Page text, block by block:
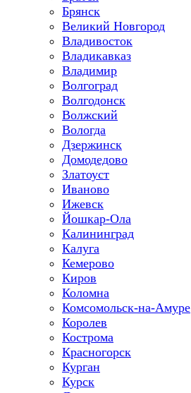
Брянск
Великий Новгород
Владивосток
Владикавказ
Владимир
Волгоград
Волгодонск
Волжский
Вологда
Дзержинск
Домодедово
Златоуст
Иваново
Ижевск
Йошкар-Ола
Калининград
Калуга
Кемерово
Киров
Коломна
Комсомольск-на-Амуре
Королев
Кострома
Красногорск
Курган
Курск